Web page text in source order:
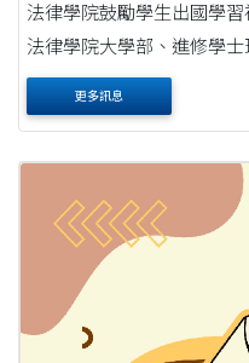
法律學院鼓勵學生出國學習補助訊息公
法律學院大學部、進修學
二、補助名額： 大學部及進修學士班每學年度2名。 碩士班
每學年度2名。 博士....
更多訊息